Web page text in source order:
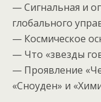
— Сигнальная и
глобального
— Космическое
— Что «звезды
— Проявление
«Сноуден» и